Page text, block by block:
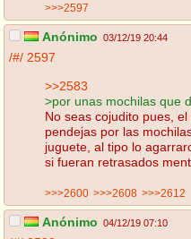
>>>2597
Anónimo 03/12/19 20:44
/#/ 2597
>>2583
>por unas mochilas que
No seas cojudito pues,
pendejas por las
juguete, al tipo lo
si fueran retrasados
>>>2600 >>>2608 >>>2612
Anónimo 04/12/19 07:10